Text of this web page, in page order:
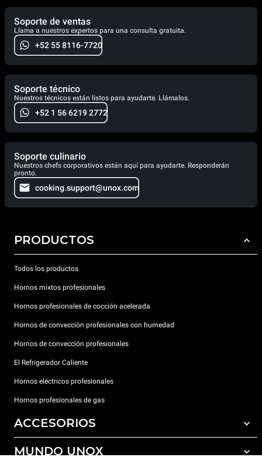
Soporte de ventas
Llama a nuestros expertos para una consulta gratuita.
+52 55 8116-7720
Soporte técnico
Nuestros técnicos están listos para ayudarte. Llámalos.
+52 1 56 6219 2772
Soporte culinario
Nuestros chefs corporativos están aquí para ayudarte. Responderán
pronto.
cooking.support@unox.com
PRODUCTOS
Todos los productos
Hornos mixtos profesionales
Hornos profesionales de cocción acelerada
Hornos de convección profesionales con humedad
Hornos de convección profesionales
El Refrigerador Caliente
Hornos eléctricos profesionales
Hornos profesionales de gas
ACCESORIOS
Todos los accesorios
MUNDO UNOX